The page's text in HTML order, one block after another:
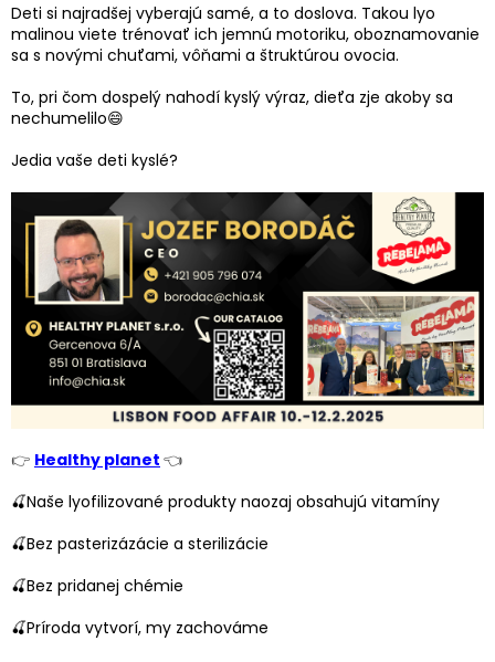
Deti si najradšej vyberajú samé, a to doslova. Takou lyo
malinou viete trénovať ich jemnú motoriku, oboznamovanie
sa s novými chuťami, vôňami a štruktúrou ovocia.
To, pri čom dospelý nahodí kyslý výraz, dieťa zje akoby sa
nechumelilo😄
Jedia vaše deti kyslé?
👉 Healthy planet 👈
🍒Naše lyofilizované produkty naozaj obsahujú vitamíny
🍒Bez pasterizázácie a sterilizácie
🍒Bez pridanej chémie
🍒Príroda vytvorí, my zachováme